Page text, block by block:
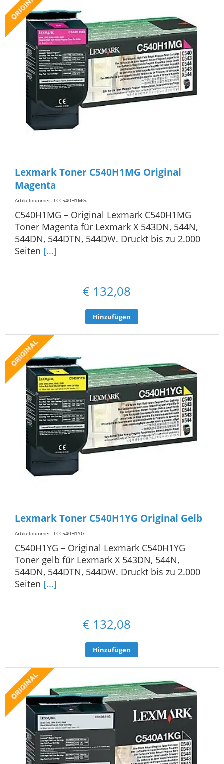
Lexmark Toner C540H1MG Original
Magenta
Artikelnummer: TCC540H1MG.
C540H1MG – Original Lexmark C540H1MG
Toner Magenta für Lexmark X 543DN, 544N,
544DN, 544DTN, 544DW. Druckt bis zu 2.000
Seiten [...]
€ 132,08
Hinzufügen
Lexmark Toner C540H1YG Original Gelb
Artikelnummer: TCC540H1YG.
C540H1YG – Original Lexmark C540H1YG
Toner gelb für Lexmark X 543DN, 544N,
544DN, 544DTN, 544DW. Druckt bis zu 2.000
Seiten [...]
€ 132,08
Hinzufügen